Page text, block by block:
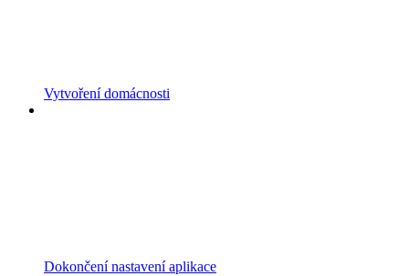
Vytvoření domácnosti
Dokončení nastavení aplikace